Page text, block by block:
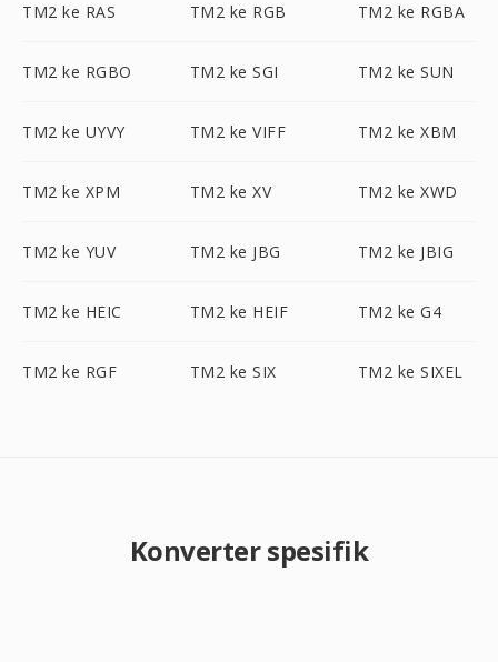
TM2 ke RAS TM2 ke RGB TM2 ke RGBA
TM2 ke RGBO TM2 ke SGI TM2 ke SUN
TM2 ke UYVY TM2 ke VIFF TM2 ke XBM
TM2 ke XPM TM2 ke XV TM2 ke XWD
TM2 ke YUV TM2 ke JBG TM2 ke JBIG
TM2 ke HEIC TM2 ke HEIF TM2 ke G4
TM2 ke RGF TM2 ke SIX TM2 ke SIXEL
Konverter spesifik